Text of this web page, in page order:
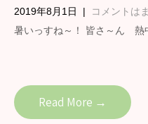
2019年8月1日 | コメントは
暑いっすね～！ 皆さ～ん 熱
Read More →